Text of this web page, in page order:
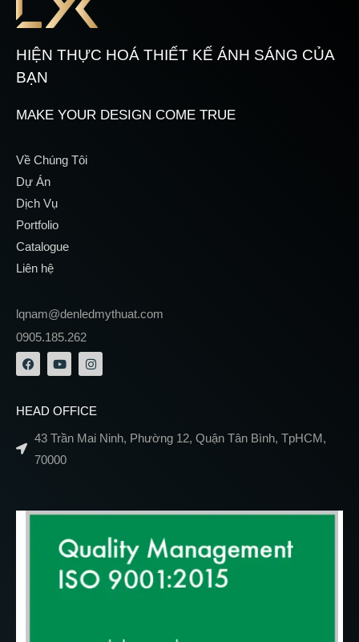
HIỆN THỰC HOÁ THIẾT KẾ ÁNH SÁNG CỦA
BẠN
MAKE YOUR DESIGN COME TRUE
Về Chúng Tôi
Dự Án
Dịch Vụ
Portfolio
Catalogue
Liên hệ
lqnam@denledmythuat.com
0905.185.262
HEAD OFFICE
43 Trần Mai Ninh, Phường 12, Quận Tân Bình, TpHCM,
70000